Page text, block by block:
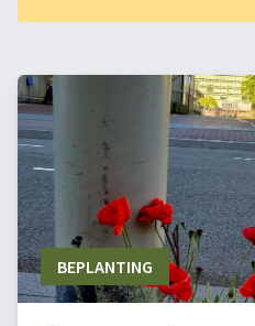
BEPLANTING